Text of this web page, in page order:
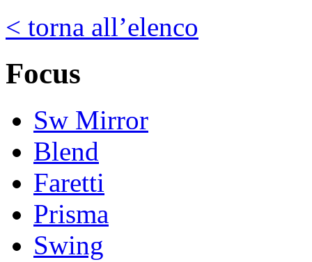
< torna all’elenco
Focus
Sw Mirror
Blend
Faretti
Prisma
Swing